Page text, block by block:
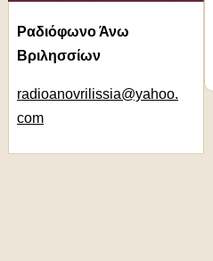
Ραδιόφωνο Άνω
Βριλησσίων
radioanovrilissia@yahoo.
com